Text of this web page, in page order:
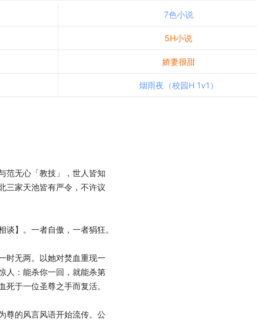
7色小说
5H小说
娇妻很甜
烟雨夜（校园H 1v1）
无心「教技」，世人皆知
三家天池皆有严令，不许议
】。一者自傲，一者狷狂。
无两。以她对焚血重现一
人：能杀你一回，就能杀第
于一位圣尊之手而复活。
的风言风语开始流传。公